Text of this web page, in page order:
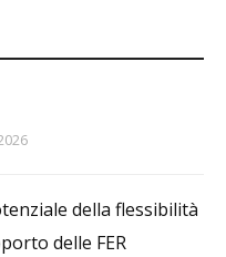
della flessibilità
delle FER